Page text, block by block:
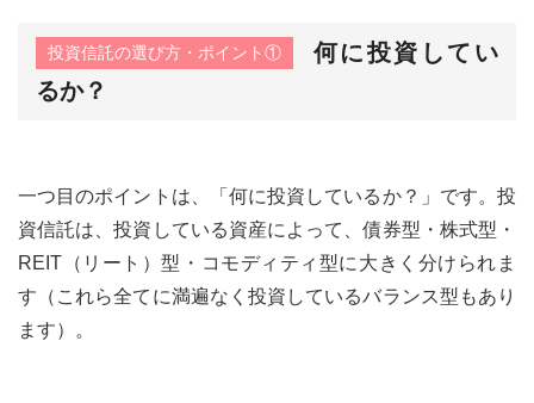
投資信託の選び方・ポイント①
何に投資してい
るか？
一つ目のポイントは、「何に投資しているか？」です。投
資信託は、投資している資産によって、債券型・株式型・
REIT（リート）型・コモディティ型に大きく分けられま
す（これら全てに満遍なく投資しているバランス型もあり
ます）。